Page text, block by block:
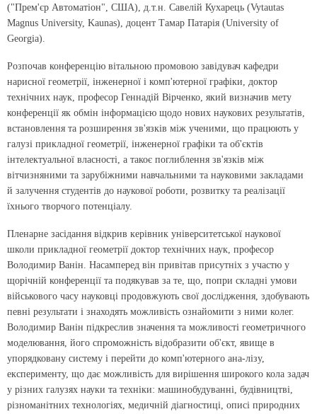
("Прем'єр Автоматіон", США), д.т.н. Савелій Кухарець (Vytautas
Magnus University, Kaunas), доцент Тамар Патарія (University of
Georgia).
Розпочав конференцію вітальною промовою завідувач кафедри
нарисної геометрії, інженерної і комп'ютерної графіки, доктор
технічних наук, професор Геннадій Вірченко, який визначив мету
конференції як обмін інформацією щодо нових наукових результатів,
встановлення та розширення зв'язків між ученими, що працюють у
галузі прикладної геометрії, інженерної графіки та об'єктів
інтелектуальної власності, а такоє поглиблення зв'язків між
вітчизняними та зарубіжними навчальними та науковими закладами
й залучення студентів до наукової роботи, розвитку та реалізації
їхнього творчого потенціалу.
Пленарне засідання відкрив керівник університетської наукової
школи прикладної геометрії доктор технічних наук, професор
Володимир Ванін. Насамперед він привітав присутніх з участю у
щорічній конференції та подякував за те, що, попри складні умови
військового часу науковці продовжують свої дослідження, здобувають
певні результати і знаходять можливість ознайомити з ними колег.
Володимир Ванін підкреслив значення та можливості геометричного
моделювання, його спроможність відобразити об'єкт, явище в
упорядковану систему і перейти до комп'ютерного ана-лізу,
експерименту, що дає можливість для вирішення широкого кола задач
у різних галузях науки та техніки: машинобудуванні, будівництві,
різноманітних технологіях, медичній діагностиці, описі природних